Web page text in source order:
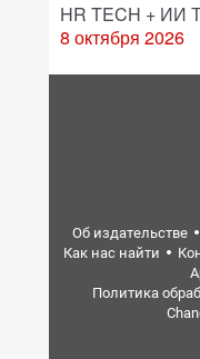
HR TECH +
8 октября 2026
Об издательстве
Как нас найти
Политика